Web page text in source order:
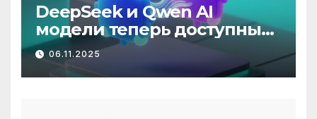
DeepSeek и Qwen AI
модели теперь доступны
как Ubuntu Snaps.
06.11.2025